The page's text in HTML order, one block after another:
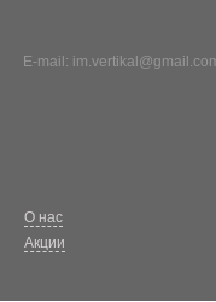
E-mail:
О нас
Акции